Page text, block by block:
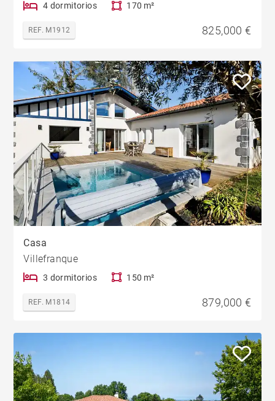
4 dormitorios 170 m²
REF. M1912 825,000 €
Casa
Villefranque
3 dormitorios 150 m²
REF. M1814 879,000 €